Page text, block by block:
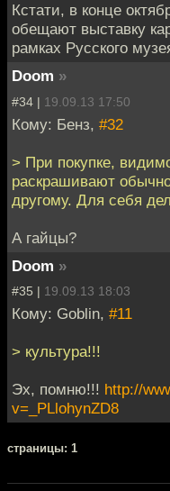
Кстати, в конце
обещают выставку
рамках Русского
Doom »
#34 | 19.09.13 17:50
Кому: Бенз, #32
> При покупке,
раскрашивают
другому. Для себя
А гайцы?
Doom »
#35 | 19.09.13 18:03
Кому: Goblin, #11
> культура!!!
Эх, помню!!! http://
v=_PLlohynZD8
cтраницы: 1